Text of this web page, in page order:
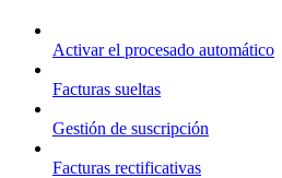
Activar el procesado automático
Facturas sueltas
Gestión de suscripción
Facturas rectificativas